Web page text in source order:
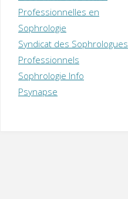
Professionnelles en
Sophrologie
Syndicat des Sophrologues
Professionnels
Sophrologie Info
Psynapse